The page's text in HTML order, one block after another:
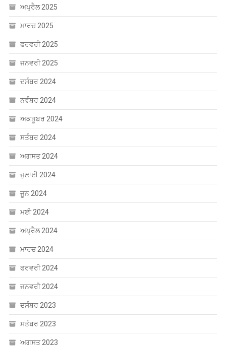
ਅਪ੍ਰੈਲ 2025
ਮਾਰਚ 2025
ਫਰਵਰੀ 2025
ਜਨਵਰੀ 2025
ਦਸੰਬਰ 2024
ਨਵੰਬਰ 2024
ਅਕਤੂਬਰ 2024
ਸਤੰਬਰ 2024
ਅਗਸਤ 2024
ਜੁਲਾਈ 2024
ਜੂਨ 2024
ਮਈ 2024
ਅਪ੍ਰੈਲ 2024
ਮਾਰਚ 2024
ਫਰਵਰੀ 2024
ਜਨਵਰੀ 2024
ਦਸੰਬਰ 2023
ਸਤੰਬਰ 2023
ਅਗਸਤ 2023